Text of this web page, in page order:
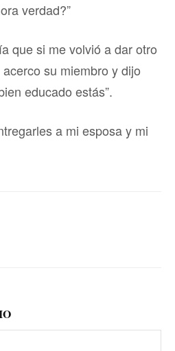
verdad?”
que si me volvió a dar otro
su miembro y dijo
educado estás”.
a mi esposa y mi